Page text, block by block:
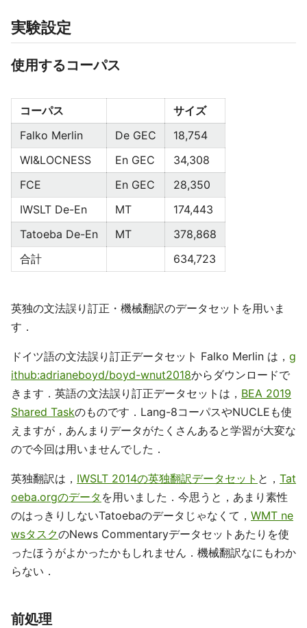
実験設定
使用するコーパス
コーパス
サイズ
Falko Merlin
De GEC
18,754
WI&LOCNESS
En GEC
34,308
FCE
En GEC
28,350
IWSLT De-En
MT
174,443
Tatoeba De-En
MT
378,868
合計
634,723
英独の文法誤り訂正・機械翻訳のデータセットを用いま
す．
ドイツ語の文法誤り訂正データセット Falko Merlin は， g
ithub:adrianeboyd/boyd-wnut2018からダウンロードで
きます．英語の文法誤り訂正データセットは， BEA 2019
Shared Taskのものです．Lang-8コーパスやNUCLEも使
えますが，あんまりデータがたくさんあると学習が大変な
ので今回は用いませんでした．
英独翻訳は， IWSLT 2014の英独翻訳データセット と， Tat
oeba.orgのデータ を用いました．今思うと，あまり素性
のはっきりしないTatoebaのデータじゃなくて， WMT ne
wsタスクのNews Commentaryデータセットあたりを使
ったほうがよかったかもしれません．機械翻訳なにもわか
らない．
前処理